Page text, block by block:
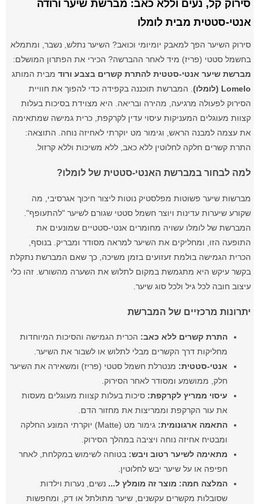
סירוק קל, נעים וללא כאב: מברשת שיער ורודה
אנטי-סטטית מבית לומלו
סירוק השיער הפך למאבק יומיומי וכואב? השיער נתלש, נשבר, ומתמלא
בחשמל סטטי (פריז) מיד לאחר ההברשה? הכירי את הפתרון המושלם:
מברשת שיער אנטי-סטטית להתרת קשרים בצבע ורוד מבית המותג
Lomelo (לומלו)
. המברשת תוכננה בקפידה כדי להפוך את חוויית
הסירוק לפעולה מרגיעה, מהירה ובריאה. היא מצוידת בסיכות בעלות
קצוות מעוגלים המעניקות עיסוי עדין לקרקפת, כרית גמישה שמתאימה
את עצמה למבנה הראש, וגימור מט יוקרתי לאחיזה נוחה. התוצאה:
התרת קשרים חלקה לחלוטין ללא כאב, ללא משיכות וללא קרזול.
למה לבחור במברשת האנטי-סטטית של לומלו?
מברשות שיער פשוטות מפלסטיק נוטות ליצור חיכוך אגרסיבי, מה
שקורע שיערות עדינות ויוצר חשמל סטטי שגורם לשיער "להתעופף".
המברשת של לומלו עשויה מחומרים אנטי-סטטיים שמונעים את
התופעה הזו, ומחליקים את השיער למראה מסודר ומבריק. בנוסף,
הכרית הגמישה בולמת זעזועים בזמן משיכה, כך שאם המברשת נתקלת
בקשר עיקש היא מתגמשת במקום לתלוש את השערה מהשורש. זהו כלי
עיצוב חובה לכל גיל ולכל סוג שיער.
יתרונות מרכזיים של המברשת
התרת קשרים ללא כאב: הכרית הגמישה והסיכות המיוחדות
מחליקות דרך הקשרים מבלי לתלוש או לשבור את השיער.
אנטי-סטטית: מנטרלת חשמל סטטי (פריז) ומשאירה את השיער
חלק, ממושמע ומסודר לאחר הסירוק.
עיסוי ממריץ לקרקפת: סיכות בעלות קצוות מעוגלים מעסות
את עור הקרקפת וממריצות את מחזור הדם.
התאמה ארגונומית:
גימור מט (Matte) יוקרתי המונע החלקה
ומבטיח אחיזה נוחה ויציבה במהלך הסירוק.
מתאימה לשיער רטוב ויבש: בטוחה לשימוש במקלחת, לאחר
חפיפה או על שיער יבש לחלוטין.
המלצה חמה: מוצר זה מומלץ ל... נשים, נערות וילדות
שסובלות מקשרים עקשנים, שיער מתולתל או דק, ומחפשות